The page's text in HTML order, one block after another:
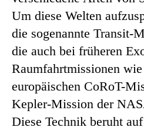
Um diese Welten
die sogenannte Transit-
die auch bei früheren
Raumfahrtmissionen
europäischen CoRoT-
Kepler-Mission der
Diese Technik beruht